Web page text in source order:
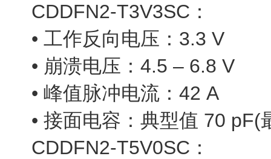
CDDFN2-T3V3SC：
• 工作反向电压：3.3 V
• 崩溃电压：4.5 – 6.8 V
• 峰值脉冲电流：42 A
• 接面电容：典型值 70 pF(
CDDFN2-T5V0SC：